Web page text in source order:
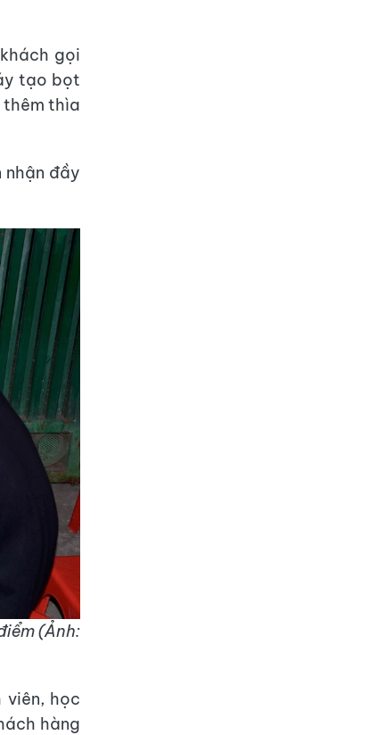
gọi
tạo bọt
thêm thìa
đầy
(Ảnh:
viên, học
hàng